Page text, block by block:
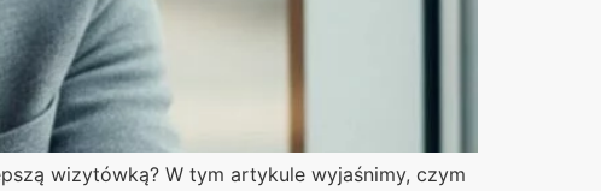
wizytówką? W tym artykule wyjaśnimy, czym